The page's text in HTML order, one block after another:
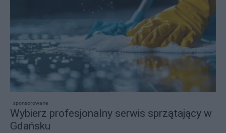
sponsorowane
Wybierz profesjonalny serwis sprzątający w
Gdańsku